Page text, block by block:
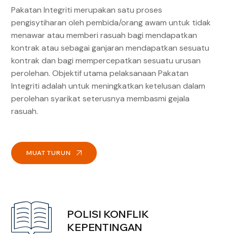
Pakatan Integriti merupakan satu proses
pengisytiharan oleh pembida/orang awam untuk tidak
menawar atau memberi rasuah bagi mendapatkan
kontrak atau sebagai ganjaran mendapatkan sesuatu
kontrak dan bagi mempercepatkan sesuatu urusan
perolehan. Objektif utama pelaksanaan Pakatan
Integriti adalah untuk meningkatkan ketelusan dalam
perolehan syarikat seterusnya membasmi gejala
rasuah.
MUAT TURUN
POLISI KONFLIK
KEPENTINGAN